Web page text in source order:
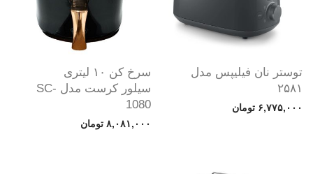
توستر نان فیلیپس مدل
۲۵۸۱
۶,۷۷۵,۰۰۰ تومان
سرخ کن ۱۰ لیتری
سیلور کرست مدل SC-
1080
۸,۰۸۱,۰۰۰ تومان